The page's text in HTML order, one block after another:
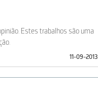
Estes trabalhos são uma
11-09-2013